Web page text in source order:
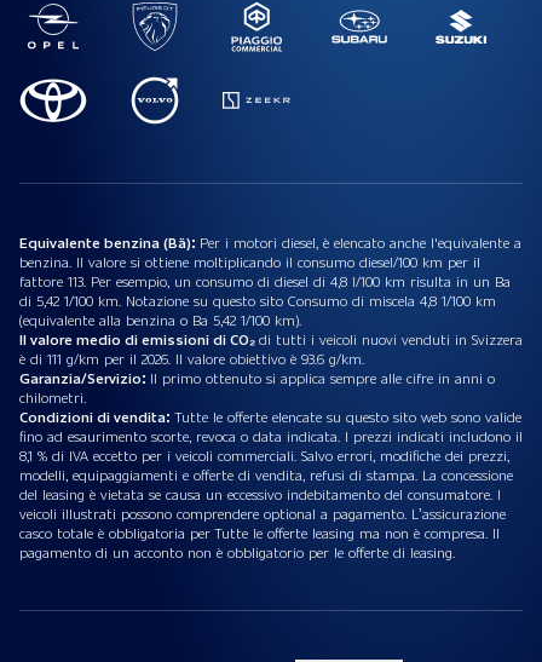
Equivalente benzina (Bä): Per i motori diesel, è elencato anche l'equivalente a
benzina. Il valore si ottiene moltiplicando il consumo diesel/100 km per il
fattore 113. Per esempio, un consumo di diesel di 4,8 l/100 km risulta in un Ba
di 5,42 1/100 km. Notazione su questo sito Consumo di miscela 4,8 1/100 km
(equivalente alla benzina o Ba 5,42 1/100 km).
Il valore medio di emissioni di CO₂di tutti i veicoli nuovi venduti in Svizzera
è di 111 g/km per il 2026. Il valore obiettivo è 93.6 g/km.
Garanzia/Servizio: Il primo ottenuto si applica sempre alle cifre in anni o
chilometri.
Condizioni di vendita: Tutte le offerte elencate su questo sito web sono valide
fino ad esaurimento scorte, revoca o data indicata. I prezzi indicati includono il
8,1 % di IVA eccetto per i veicoli commerciali. Salvo errori, modifiche dei prezzi,
modelli, equipaggiamenti e offerte di vendita, refusi di stampa. La concessione
del leasing è vietata se causa un eccessivo indebitamento del consumatore. I
veicoli illustrati possono comprendere optional a pagamento. L’assicurazione
casco totale è obbligatoria per Tutte le offerte leasing ma non è compresa. Il
pagamento di un acconto non è obbligatorio per le offerte di leasing.